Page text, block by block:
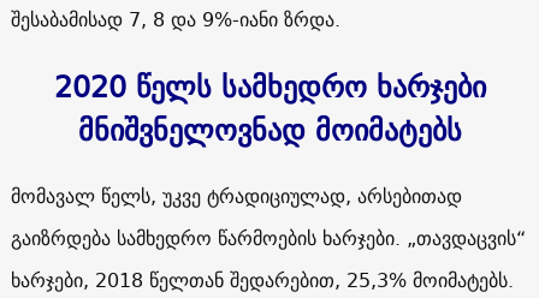
შესაბამისად 7, 8 და 9%-იანი ზრდა.
2020 წელს სამხედრო ხარჯები
მნიშვნელოვნად მოიმატებს
მომავალ წელს, უკვე ტრადიციულად, არსებითად
გაიზრდება სამხედრო წარმოების ხარჯები. „თავდაცვის“
ხარჯები, 2018 წელთან შედარებით, 25,3% მოიმატებს.